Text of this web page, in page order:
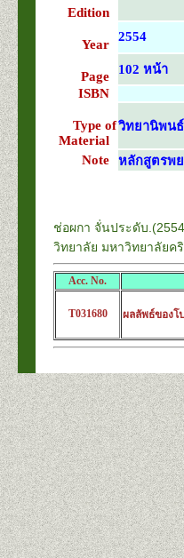
Edition
Year
2554
Page
102 หน้า
ISBN
Type of
Material
วิทยานิพน
Note หลักสูตรพ
ช่อผกา จั่นประดับ
วิทยาลัย มหาวิทยาลัยคริ
Acc. No.
T031680 ผลลัพธ์ของโ